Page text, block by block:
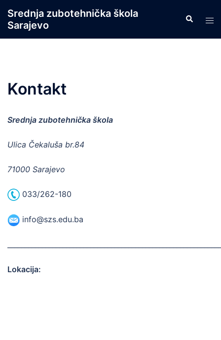
content
Srednja zubotehnička škola
Sarajevo
Search
Kontakt
Srednja zubotehnička škola
Ulica Čekaluša br.84
71000 Sarajevo
033/262-180
info@szs.edu.ba
Lokacija: